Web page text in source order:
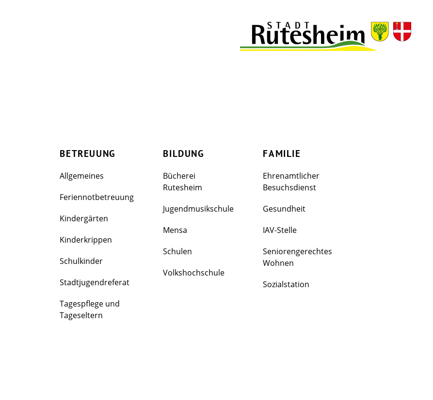
FAMILIE
BILDUNG
BETREUUNG
Allgemeines
Feriennotbetreuung
Kindergärten
Kinderkrippen
Schulkinder
Stadtjugendreferat
Tagespflege und
Tageseltern
BILDUNG
Bücherei
Rutesheim
Jugendmusikschule
Mensa
Schulen
Volkshochschule
FAMILIE
Ehrenamtlicher
Besuchsdienst
Gesundheit
IAV-Stelle
Seniorengerechtes
Wohnen
Sozialstation